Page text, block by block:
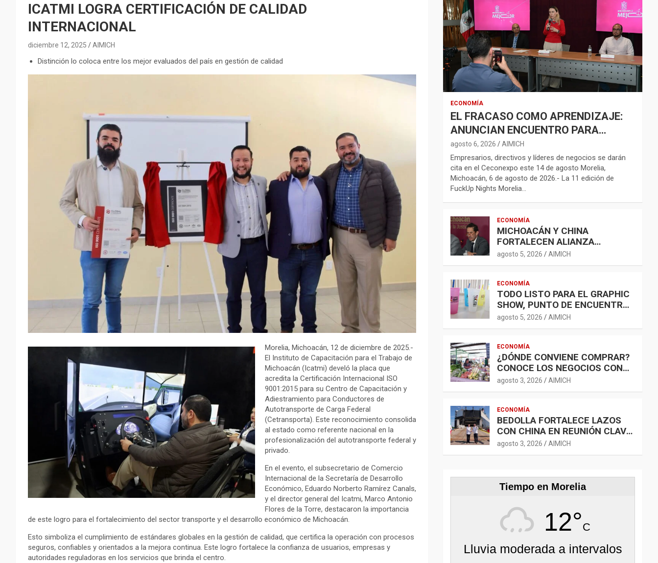
ICATMI LOGRA CERTIFICACIÓN DE CALIDAD
INTERNACIONAL
diciembre 12, 2025 AIMICH
Distinción lo coloca entre los mejor evaluados del país en gestión de calidad
Morelia, Michoacán, 12 de diciembre de 2025.-
El Instituto de Capacitación para el Trabajo de
Michoacán (Icatmi) develó la placa que
acredita la Certificación Internacional ISO
9001:2015 para su Centro de Capacitación y
Adiestramiento para Conductores de
Autotransporte de Carga Federal
(Cetransporta). Este reconocimiento consolida
al estado como referente nacional en la
profesionalización del autotransporte federal y
privado.
En el evento, el subsecretario de Comercio
Internacional de la Secretaría de Desarrollo
Económico, Eduardo Norberto Ramírez Canals,
y el director general del Icatmi, Marco Antonio
Flores de la Torre, destacaron la importancia
de este logro para el fortalecimiento del sector transporte y el desarrollo económico de Michoacán.
Esto simboliza el cumplimiento de estándares globales en la gestión de calidad, que certifica la operación con procesos
seguros, confiables y orientados a la mejora continua. Este logro fortalece la confianza de usuarios, empresas y
autoridades reguladoras en los servicios que brinda el centro.
ECONOMÍA
EL FRACASO COMO APRENDIZAJE:
ANUNCIAN ENCUENTRO PARA
FORTALECER LA RED
EMPRENDEDORA
agosto 6, 2026 AIMICH
Empresarios, directivos y líderes de negocios se darán
cita en el Ceconexpo este 14 de agosto Morelia,
Michoacán, 6 de agosto de 2026.- La 11 edición de
FuckUp Nights Morelia…
ECONOMÍA
MICHOACÁN Y CHINA
FORTALECEN ALIANZA
COMERCIAL; AGROINDUSTRIA,
TECNOLOGÍA Y LOGÍSTICA
agosto 5, 2026 AIMICH
ECONOMÍA
TODO LISTO PARA EL GRAPHIC
SHOW, PUNTO DE ENCUENTRO
PARA LA INDUSTRIA GRÁFICA Y
EL DESARROLLO ECONÓMICO
agosto 5, 2026 AIMICH
ECONOMÍA
¿DÓNDE CONVIENE COMPRAR?
CONOCE LOS NEGOCIOS CON
LA CANASTA BÁSICA MÁS
ACCESIBLE
agosto 3, 2026 AIMICH
ECONOMÍA
BEDOLLA FORTALECE LAZOS
CON CHINA EN REUNIÓN CLAVE
CON EL EMBAJADOR CHEN
DAOJIANG
agosto 3, 2026 AIMICH
Tiempo en Morelia
12°C
Lluvia moderada a intervalos